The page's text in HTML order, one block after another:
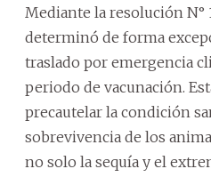
Mediante la resolución N°
determinó de forma
traslado por emergencia
periodo de vacunación.
precautelar la condición
sobrevivencia de los
no solo la sequía y el